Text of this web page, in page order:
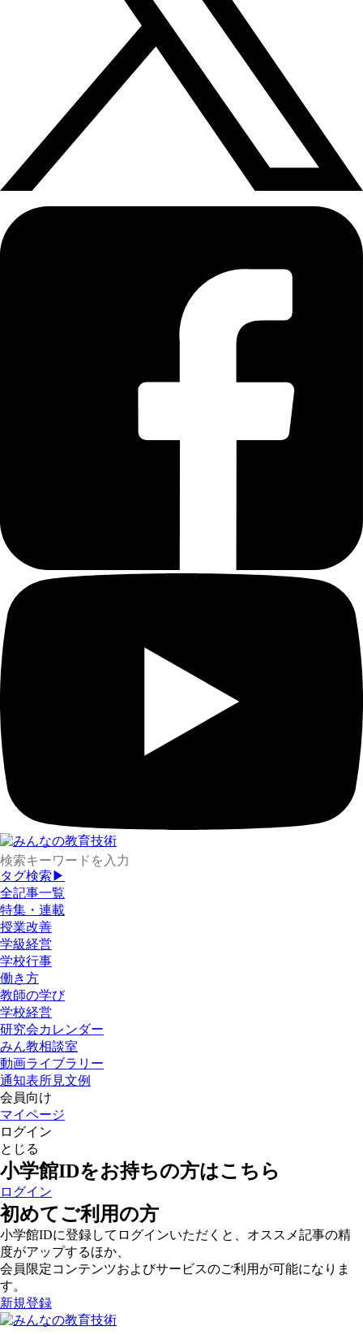
タグ検索▶
全記事一覧
特集・連載
授業改善
学級経営
学校行事
働き方
教師の学び
学校経営
研究会カレンダー
みん教相談室
動画ライブラリー
通知表所見文例
会員向け
マイページ
ログイン
とじる
小学館IDをお持ちの方はこちら
ログイン
初めてご利用の方
小学館IDに登録してログインいただくと、オススメ記事の精
度がアップするほか、
会員限定コンテンツおよびサービスのご利用が可能になりま
す。
新規登録